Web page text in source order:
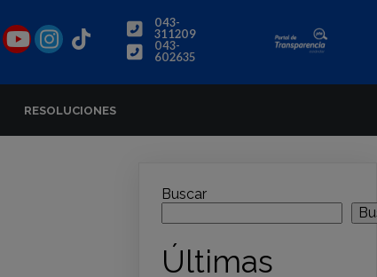
043-
311209
043-
602635
RESOLUCIONES
Buscar
Últimas